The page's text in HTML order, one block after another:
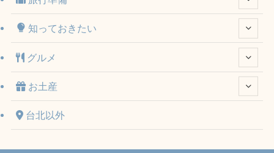
知っておきたい
グルメ
お土産
台北以外